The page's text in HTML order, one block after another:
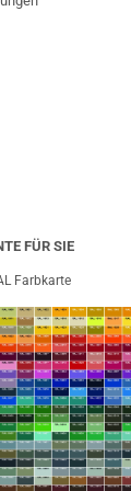
FÜR SIE
Farbkarte